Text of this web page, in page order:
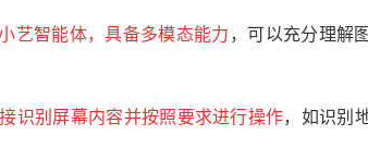
艺智能体，具备多模态能力 ，可以充分理解
识别屏幕内容并按照要求进行操作，如识别